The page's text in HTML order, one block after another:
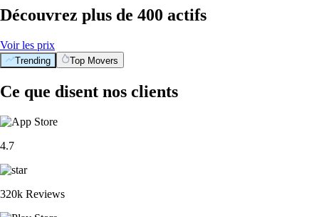
Découvrez plus de 400 actifs
Voir les prix
Trending Top Movers
Ce que disent nos clients
4.7
320k Reviews